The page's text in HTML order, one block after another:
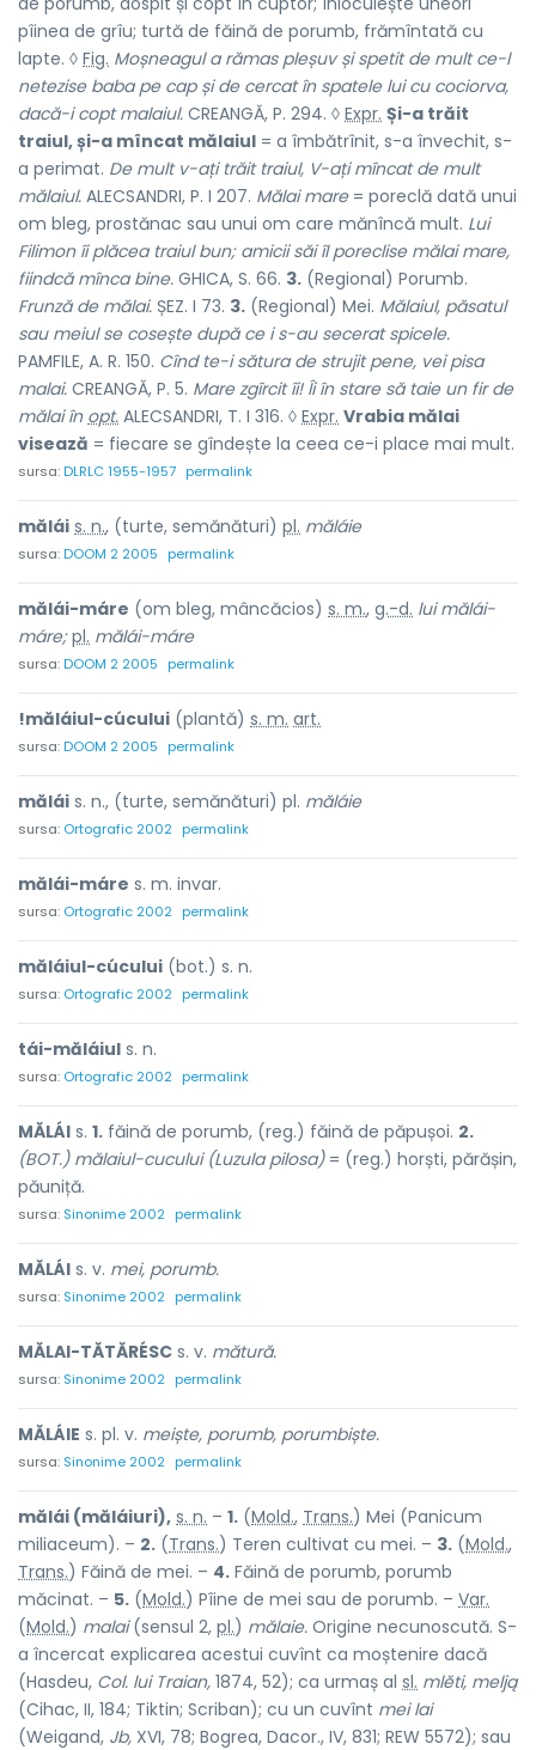
pîinea de grîu; turtă de făină de porumb, frămîntată cu
lapte. ◊ Fig. Moșneagul a rămas pleșuv și spetit de mult ce-l
netezise baba pe cap și de cercat în spatele lui cu cociorva,
dacă-i copt malaiul. CREANGĂ, P. 294. ◊ Expr. Și-a trăit
traiul, și-a mîncat mălaiul = a îmbătrînit, s-a învechit, s-
a perimat. De mult v-ați trăit traiul, V-ați mîncat de mult
mălaiul. ALECSANDRI, P. I 207. Mălai mare= poreclă dată unui
om bleg, prostănac sau unui om care mănîncă mult. Lui
Filimon îi plăcea traiul bun; amicii săi îl poreclise mălai mare,
fiindcă mînca bine. GHICA, S. 66. 3. (Regional) Porumb.
Frunză de mălai. ȘEZ. I 73. 3. (Regional) Mei. Mălaiul, păsatul
sau meiul se cosește după ce i s-au secerat spicele.
PAMFILE, A. R. 150. Cînd te-i sătura de strujit pene, vei pisa
malai. CREANGĂ, P. 5. Mare zgîrcit îi! Îi în stare să taie un fir de
mălai în opt. ALECSANDRI, T. I 316. ◊ Expr. Vrabia mălai
visează = fiecare se gîndește la ceea ce-i place mai mult.
sursa:DLRLC 1955-1957 permalink
mălái s. n., (turte, semănături) pl. măláie
sursa:DOOM 2 2005 permalink
mălái-máre (om bleg, mâncăcios) s. m., g.-d. lui mălái-
máre; pl. mălái-máre
sursa:DOOM 2 2005 permalink
!măláiul-cúcului (plantă) s. m. art.
sursa:DOOM 2 2005 permalink
mălái s. n., (turte, semănături) pl. măláie
sursa: Ortografic 2002 permalink
mălái-máre s. m. invar.
sursa: Ortografic 2002 permalink
măláiul-cúcului (bot.) s. n.
sursa: Ortografic 2002 permalink
tái-măláiul s. n.
sursa: Ortografic 2002 permalink
MĂLÁI s. 1. făină de porumb, (reg.) făină de păpușoi. 2.
(BOT.) mălaiul-cucului (Luzula pilosa)= (reg.) horști, părășin,
păuniță.
sursa: Sinonime 2002 permalink
MĂLÁI s. v. mei, porumb.
sursa: Sinonime 2002 permalink
MĂLAI-TĂTĂRÉSC s. v. mătură.
sursa: Sinonime 2002 permalink
MĂLÁIE s. pl. v. meiște, porumb, porumbiște.
sursa: Sinonime 2002 permalink
mălái (măláiuri), s. n. – 1. (Mold., Trans.) Mei (Panicum
miliaceum). – 2. (Trans.) Teren cultivat cu mei. – 3. (Mold.,
Trans.) Făină de mei. – 4. Făină de porumb, porumb
măcinat. – 5. (Mold.) Pîine de mei sau de porumb. – Var.
(Mold.) malai(sensul 2, pl.) mălaie. Origine necunoscută. S-
a încercat explicarea acestui cuvînt ca moștenire dacă
(Hasdeu, Col. lui Traian, 1874, 52); ca urmaș al sl. mlĕti, melją
(Cihac, II, 184; Tiktin; Scriban); cu un cuvînt mei lai
(Weigand, Jb, XVI, 78; Bogrea, Dacor., IV, 831; REW 5572); sau